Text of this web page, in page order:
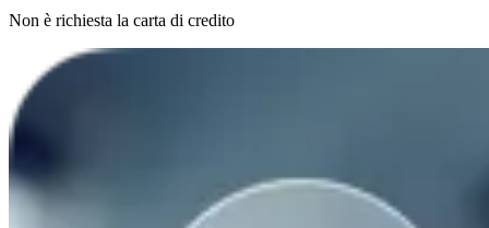
Non è richiesta la carta di credito